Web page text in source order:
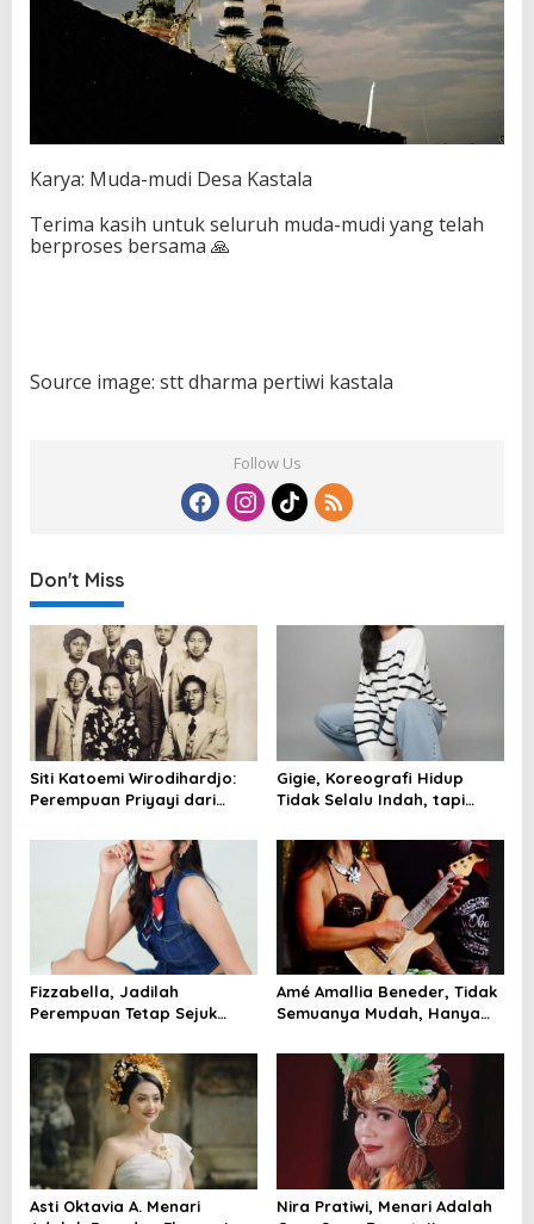
Karya: Muda-mudi Desa Kastala
Terima kasih untuk seluruh muda-mudi yang telah
berproses bersama 🙏
Source image: stt dharma pertiwi kastala
Follow Us
Don't Miss
Siti Katoemi Wirodihardjo:
Perempuan Priyayi dari
Balik Dinasti
Djojohadikusumo
Gigie, Koreografi Hidup
Tidak Selalu Indah, tapi
Menjadi Tarian yang
Bermakna!
Fizzabella, Jadilah
Perempuan Tetap Sejuk
Amé Amallia Beneder, Tidak
Semuanya Mudah, Hanya
Asti Oktavia A. Menari
Nira Pratiwi, Menari Adalah